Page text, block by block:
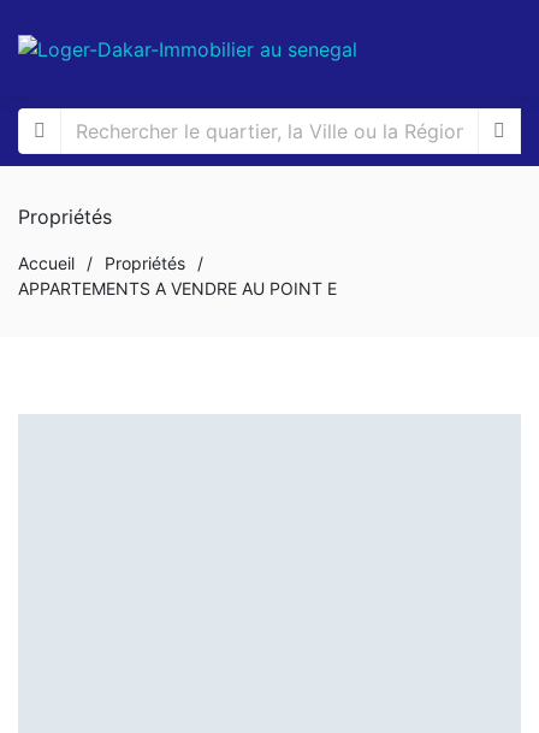
Propriétés
Accueil / Propriétés
/
APPARTEMENTS A VENDRE AU POINT E